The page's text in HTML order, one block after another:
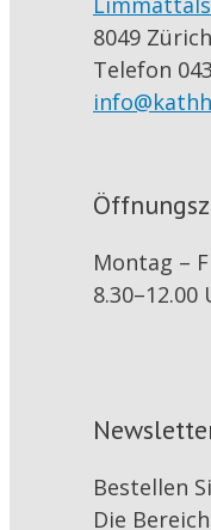
8049 Zürich
Telefon
Montag –
8.30–12.00
Bestellen
Die